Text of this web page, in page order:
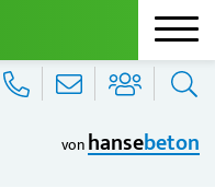
vonhansebeton